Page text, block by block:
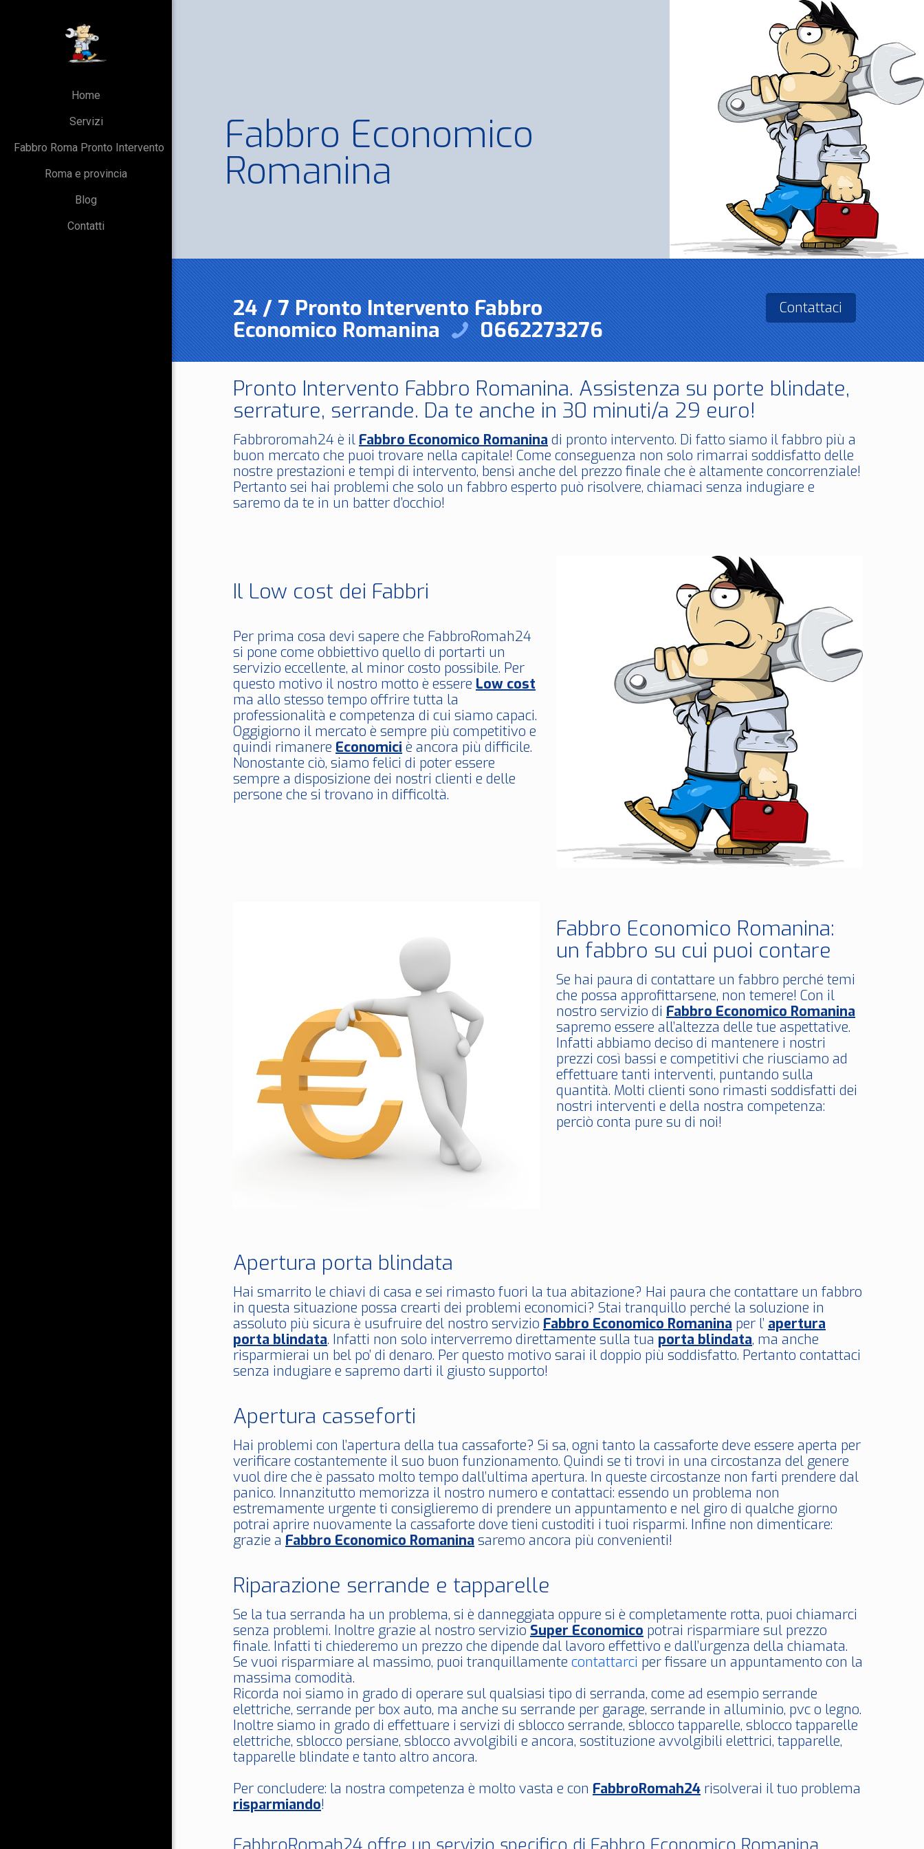
Home
Servizi
Fabbro Roma Pronto Intervento
Roma e provincia
Blog
Contatti
Fabbro Economico
Romanina
24 / 7 Pronto Intervento Fabbro
Economico Romanina
0662273276
Contattaci
Pronto Intervento Fabbro Romanina. Assistenza su porte blindate,
serrature, serrande. Da te anche in 30 minuti/a 29 euro!
Fabbroromah24 è il Fabbro Economico Romanina di pronto intervento. Di fatto siamo il fabbro più a
buon mercato che puoi trovare nella capitale! Come conseguenza non solo rimarrai soddisfatto delle
nostre prestazioni e tempi di intervento, bensì anche del prezzo finale che è altamente concorrenziale!
Pertanto sei hai problemi che solo un fabbro esperto può risolvere, chiamaci senza indugiare e
saremo da te in un batter d’occhio!
Il Low cost dei Fabbri
Per prima cosa devi sapere che FabbroRomah24
si pone come obbiettivo quello di portarti un
servizio eccellente, al minor costo possibile. Per
questo motivo il nostro motto è essere Low cost
ma allo stesso tempo offrire tutta la
professionalità e competenza di cui siamo capaci.
Oggigiorno il mercato è sempre più competitivo e
quindi rimanere Economici è ancora più difficile.
Nonostante ciò, siamo felici di poter essere
sempre a disposizione dei nostri clienti e delle
persone che si trovano in difficoltà.
Fabbro Economico Romanina:
un fabbro su cui puoi contare
Se hai paura di contattare un fabbro perché temi
che possa approfittarsene, non temere! Con il
nostro servizio di Fabbro Economico Romanina
sapremo essere all’altezza delle tue aspettative.
Infatti abbiamo deciso di mantenere i nostri
prezzi così bassi e competitivi che riusciamo ad
effettuare tanti interventi, puntando sulla
quantità. Molti clienti sono rimasti soddisfatti dei
nostri interventi e della nostra competenza:
perciò conta pure su di noi!
Apertura porta blindata
Hai smarrito le chiavi di casa e sei rimasto fuori la tua abitazione? Hai paura che contattare un fabbro
in questa situazione possa crearti dei problemi economici? Stai tranquillo perché la soluzione in
assoluto più sicura è usufruire del nostro servizio Fabbro Economico Romanina per l’ apertura
porta blindata. Infatti non solo interverremo direttamente sulla tua porta blindata, ma anche
risparmierai un bel po’ di denaro. Per questo motivo sarai il doppio più soddisfatto. Pertanto contattaci
senza indugiare e sapremo darti il giusto supporto!
Apertura casseforti
Hai problemi con l’apertura della tua cassaforte? Si sa, ogni tanto la cassaforte deve essere aperta per
verificare costantemente il suo buon funzionamento. Quindi se ti trovi in una circostanza del genere
vuol dire che è passato molto tempo dall’ultima apertura. In queste circostanze non farti prendere dal
panico. Innanzitutto memorizza il nostro numero e contattaci: essendo un problema non
estremamente urgente ti consiglieremo di prendere un appuntamento e nel giro di qualche giorno
potrai aprire nuovamente la cassaforte dove tieni custoditi i tuoi risparmi. Infine non dimenticare:
grazie a Fabbro Economico Romanina saremo ancora più convenienti!
Riparazione serrande e tapparelle
Se la tua serranda ha un problema, si è danneggiata oppure si è completamente rotta, puoi chiamarci
senza problemi. Inoltre grazie al nostro servizio Super Economico potrai risparmiare sul prezzo
finale. Infatti ti chiederemo un prezzo che dipende dal lavoro effettivo e dall’urgenza della chiamata.
Se vuoi risparmiare al massimo, puoi tranquillamente contattarci per fissare un appuntamento con la
massima comodità.
Ricorda noi siamo in grado di operare sul qualsiasi tipo di serranda, come ad esempio serrande
elettriche, serrande per box auto, ma anche su serrande per garage, serrande in alluminio, pvc o legno.
Inoltre siamo in grado di effettuare i servizi di sblocco serrande, sblocco tapparelle, sblocco tapparelle
elettriche, sblocco persiane, sblocco avvolgibili e ancora, sostituzione avvolgibili elettrici, tapparelle,
tapparelle blindate e tanto altro ancora.
Per concludere: la nostra competenza è molto vasta e con FabbroRomah24 risolverai il tuo problema
risparmiando!